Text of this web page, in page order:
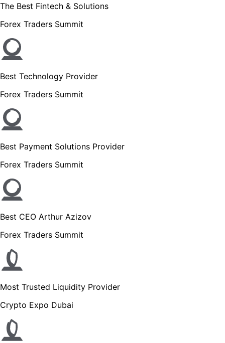
The Best Fintech & Solutions
Forex Traders Summit
Best Technology Provider
Forex Traders Summit
Best Payment Solutions Provider
Forex Traders Summit
Best CEO Arthur Azizov
Forex Traders Summit
Most Trusted Liquidity Provider
Crypto Expo Dubai